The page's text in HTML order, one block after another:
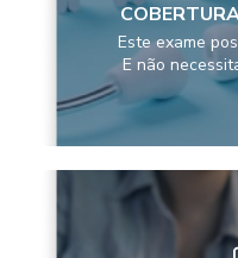
Este exame
E não